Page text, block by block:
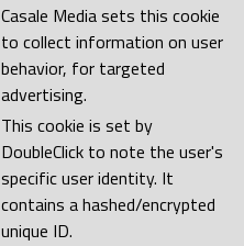
Casale Media sets this cookie
to collect information on user
behavior, for targeted
advertising.
This cookie is set by
DoubleClick to note the user's
specific user identity. It
contains a hashed/encrypted
unique ID.